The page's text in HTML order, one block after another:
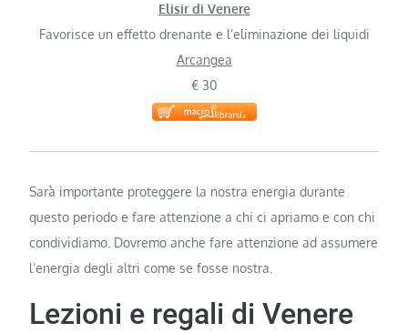
Elisir di Venere
Favorisce un effetto drenante e l’eliminazione dei liquidi
Arcangea
€ 30
Sarà importante proteggere la nostra energia durante
questo periodo e fare attenzione a chi ci apriamo e con chi
condividiamo. Dovremo anche fare attenzione ad assumere
l’energia degli altri come se fosse nostra.
Lezioni e regali di Venere